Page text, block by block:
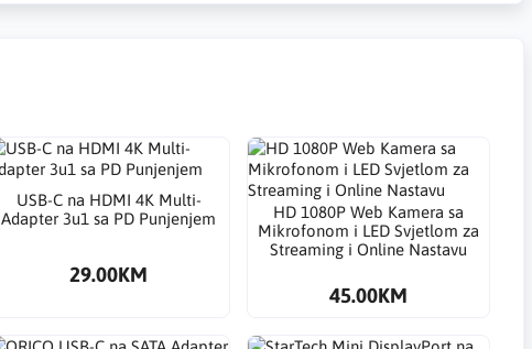
USB-C na HDMI 4K Multi-
Adapter 3u1 sa PD Punjenjem
29.00KM
HD 1080P Web Kamera sa
Mikrofonom i LED Svjetlom za
Streaming i Online Nastavu
45.00KM